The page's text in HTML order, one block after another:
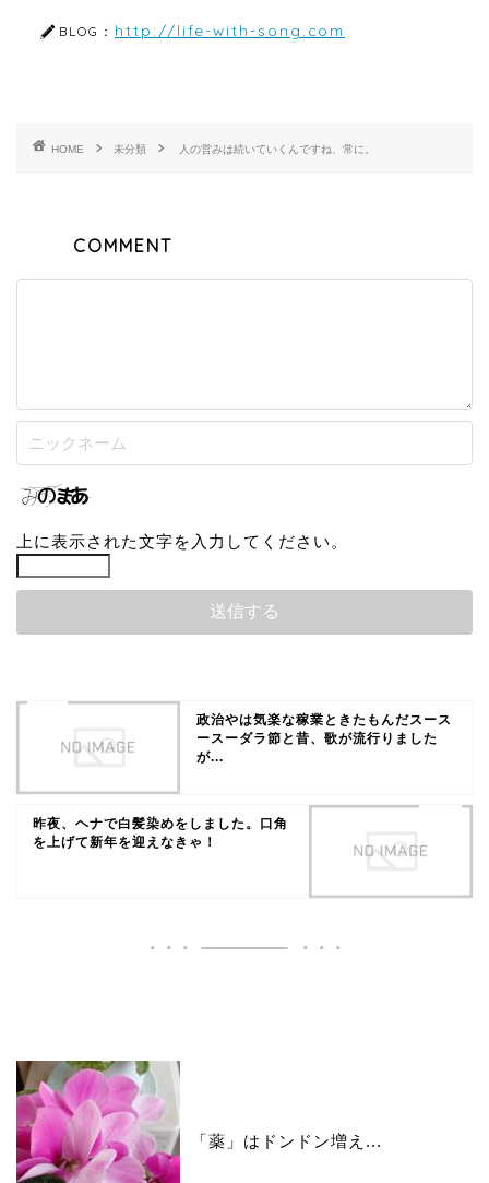
BLOG： http://life-with-song.com
HOME 未分類 人の営みは続いていくんですね、常に。
COMMENT
上に表示された文字を入力してください。
政治やは気楽な稼業ときたもんだスース
ースーダラ節と昔、歌が流行りました
が...
昨夜、ヘナで白髪染めをしました。口角
を上げて新年を迎えなきゃ！
「薬」はドンドン増え...